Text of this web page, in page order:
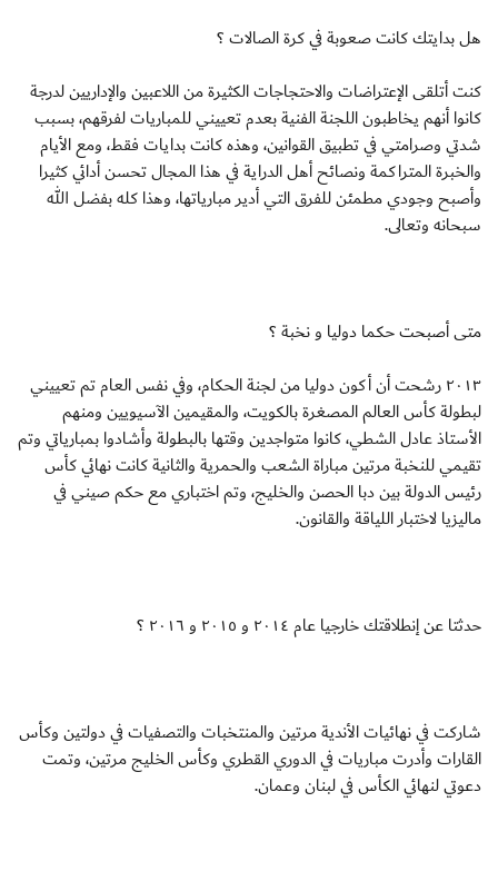
هل بدايتك كانت صعوبة في كرة الصالات ؟
كنت أتلقى الإعتراضات والاحتجاجات الكثيرة من اللاعبين والإداريين لدرجة
كانوا أنهم يخاطبون اللجنة الفنية بعدم تعييني للمباريات لفرقهم، بسبب
شدتي وصرامتي في تطبيق القوانين، وهذه كانت بدايات فقط، ومع الأيام
والخبرة المتراكمة ونصائح أهل الدراية في هذا المجال تحسن أدائي كثيرا
وأصبح وجودي مطمئن للفرق التي أدير مبارياتها، وهذا كله بفضل الله
سبحانه وتعالى.
متى أصبحت حكما دوليا و نخبة ؟
٢٠١٣ رشحت أن أكون دوليا من لجنة الحكام، وفي نفس العام تم تعييني
لبطولة كأس العالم المصغرة بالكويت، والمقيمين الآسيويين ومنهم
الأستاذ عادل الشطي، كانوا متواجدين وقتها بالبطولة وأشادوا بمبارياتي وتم
تقيمي للنخبة مرتين مباراة الشعب والحمرية والثانية كانت نهائي كأس
رئيس الدولة بين دبا الحصن والخليج، وتم اختباري مع حكم صيني في
ماليزيا لاختبار اللياقة والقانون.
حدثتا عن إنطلاقتك خارجيا عام ٢٠١٤ و ٢٠١٥ و ٢٠١٦ ؟
شاركت في نهائيات الأندية مرتين والمنتخبات والتصفيات في دولتين وكأس
القارات وأدرت مباريات في الدوري القطري وكأس الخليج مرتين، وتمت
دعوتي لنهائي الكأس في لبنان وعمان.